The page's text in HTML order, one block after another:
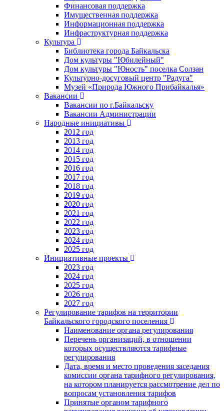
Финансовая поддержка
Имущественная поддержка
Информационная поддержка
Инфраструктурная поддержка
Культура
Библиотека города Байкальска
Дом культуры "Юбилейный"
Дом культуры "Юность" поселка Солзан
Культурно-досуговый центр "Радуга"
Музей «Природа Южного Прибайкалья»
Вакансии
Вакансии по г.Байкальску
Вакансии Администрации
Народные инициативы
2012 год
2013 год
2014 год
2015 год
2016 год
2017 год
2018 год
2019 год
2020 год
2021 год
2022 год
2023 год
2024 год
2025 год
Инициативные проекты
2023 год
2024 год
2025 год
2026 год
2027 год
Регулирование тарифов на территории
Байкальского городского поселения
Наименование органа регулирования
Перечень организаций, в отношении
которых осуществляются тарифные
регулирования
Дата, время и место проведения заседания
комиссии органа тарифного регулирования,
на котором планируется рассмотрение дел по
вопросам установления тарифов
Принятые органом тарифного